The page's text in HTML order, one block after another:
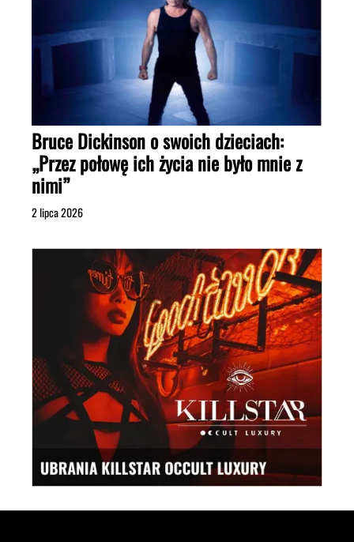
Bruce Dickinson o swoich dzieciach:
„Przez połowę ich życia nie było mnie z
nimi”
2 lipca 2026